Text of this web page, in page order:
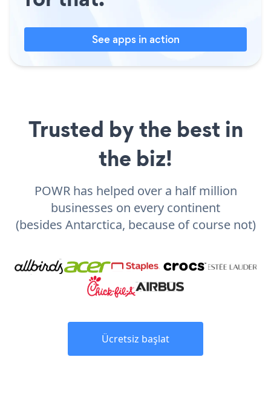
See apps in action
Trusted by the best in
the biz!
POWR has helped over a half million
businesses on every continent
(besides Antarctica, because of course not)
Ücretsiz başlat